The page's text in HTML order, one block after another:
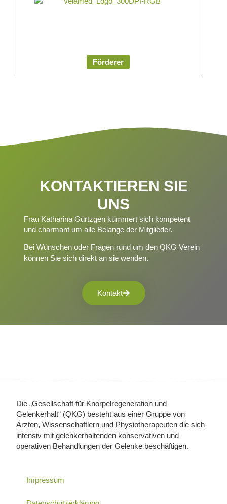
Förderer
KONTAKTIEREN SIE
UNS
Frau Katharina Gürtzgen kümmert sich kompetent
und charmant um alle Belange der Mitglieder.
Bei Wünschen oder Fragen rund um den QKG Verein
können Sie sich direkt an sie wenden.
Kontakt
Die „Gesellschaft für Knorpelregeneration und
Gelenkerhalt“ (QKG) besteht aus einer Gruppe von
Ärzten, Wissenschaftlern und Physiotherapeuten die sich
intensiv mit gelenkerhaltenden konservativen und
operativen Behandlungen der Gelenke beschäftigen.
Impressum